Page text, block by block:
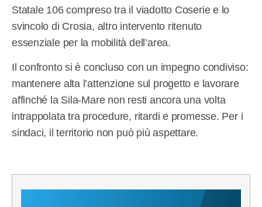
Statale 106 compreso tra il viadotto Coserie e lo
svincolo di Crosia, altro intervento ritenuto
essenziale per la mobilità dell’area.
Il confronto si è concluso con un impegno condiviso:
mantenere alta l’attenzione sul progetto e lavorare
affinché la Sila-Mare non resti ancora una volta
intrappolata tra procedure, ritardi e promesse. Per i
sindaci, il territorio non può più aspettare.